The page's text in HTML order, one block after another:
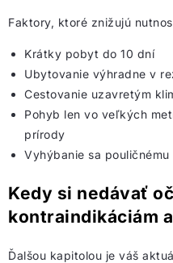
Faktory, ktoré znižujú
Krátky pobyt do 10 dní
Ubytovanie výhradne v
Cestovanie uzavretým
Pohyb len vo veľkých
prírody
Vyhýbanie sa
Kedy si nedávať
kontraindikáciám
Ďalšou kapitolou je váš